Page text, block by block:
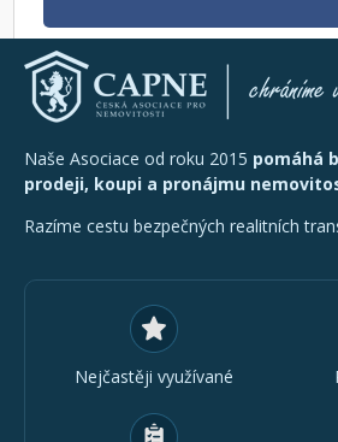
Naše Asociace od roku 2015 pomáhá
prodeji, koupi a pronájmu
Razíme cestu bezpečných realitních
Nejčastěji využívané